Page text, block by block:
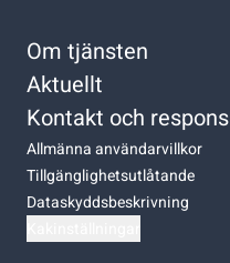
Om tjänsten
Aktuellt
Kontakt och respons
Allmänna användarvillkor
Tillgänglighetsutlåtande
Dataskyddsbeskrivning